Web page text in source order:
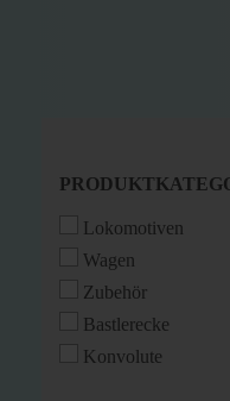
Lokomotiven
Wagen
Zubehör
Bastlerecke
Konvolute